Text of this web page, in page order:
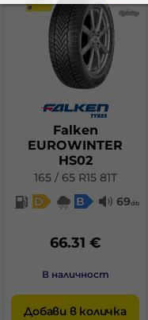
Falken
EUROWINTER
HS02
165 / 65 R15 81T
D
B 69db
66.31 €
В наличност
Добави в количка